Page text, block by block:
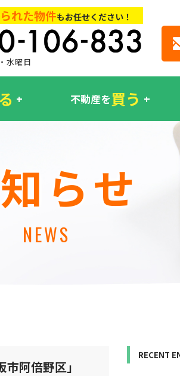
れた物件もお任せください！
水曜日
不動産を買う
らせ
NEWS
阿倍野区」
RECENT